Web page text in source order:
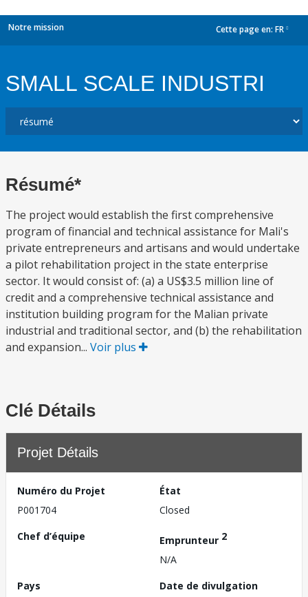
Notre mission Cette page en: FR
SMALL SCALE INDUSTRI
Résumé*
The project would establish the first comprehensive
program of financial and technical assistance for Mali's
private entrepreneurs and artisans and would undertake
a pilot rehabilitation project in the state enterprise
sector. It would consist of: (a) a US$3.5 million line of
credit and a comprehensive technical assistance and
institution building program for the Malian private
industrial and traditional sector, and (b) the rehabilitation
and expansion... Voir plus
Clé Détails
Projet Détails
Numéro du Projet
P001704
État
Closed
Chef d’équipe
Emprunteur 2
N/A
Pays
Date de divulgation